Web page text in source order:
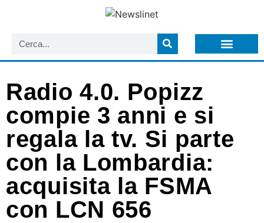
Radio 4.0. Popizz
compie 3 anni e si
regala la tv. Si parte
con la Lombardia:
acquisita la FSMA
con LCN 656